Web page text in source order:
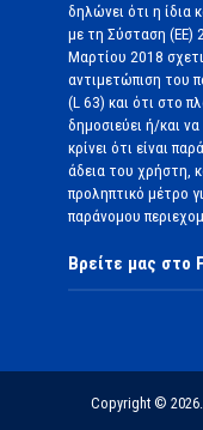
δηλώνει ότι η ίδια
με τη Σύσταση (ΕΕ)
Μαρτίου 2018
αντιμετώπιση του
(L 63) και ότι στο
δημοσιεύει ή/και
κρίνει ότι είναι
άδεια του χρήστη,
προληπτικό μέτρο
παράνομου
Βρείτε μας στο
Copyright ©